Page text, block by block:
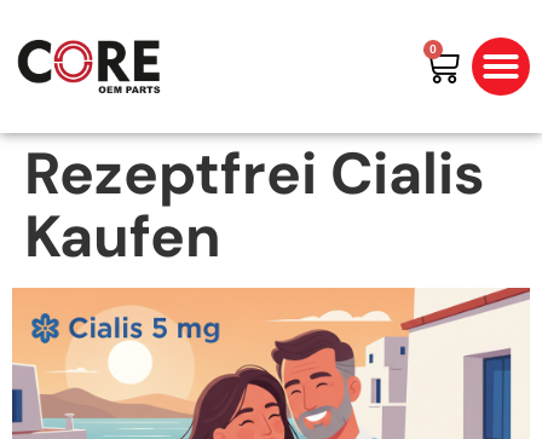
0
Rezeptfrei Cialis
Kaufen